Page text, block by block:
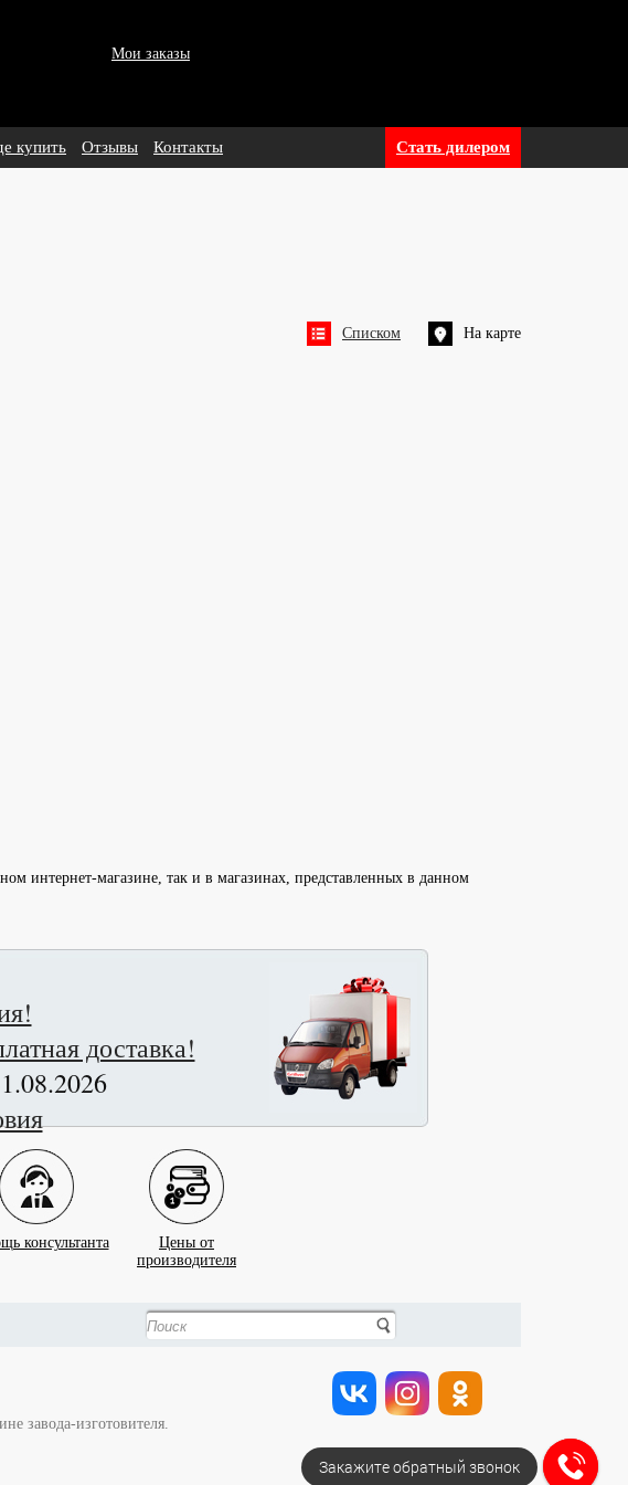
Мои заказы
купить Отзывы Контакты Стать дилером
Списком На карте
интернет-магазине, так и в магазинах, представленных в данном
доставка!
консультанта
Цены от
производителя
завода-изготовителя.
Закажите обратный звонок